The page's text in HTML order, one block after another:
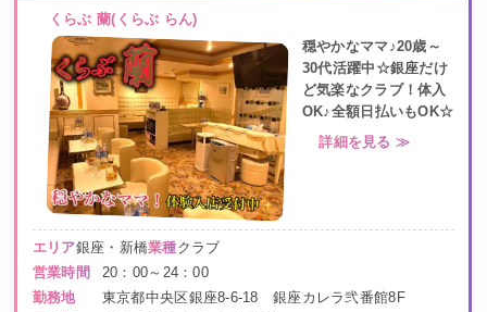
くらぶ 蘭(くらぶ らん)
穏やかなママ♪20歳～
30代活躍中☆銀座だけ
ど気楽なクラブ！体入
OK♪全額日払いもOK☆
詳細を見る ≫
エリア銀座・新橋業種クラブ
営業時間
20：00～24：00
勤務地
東京都中央区銀座8-6-18 銀座カレラ弐番館8F